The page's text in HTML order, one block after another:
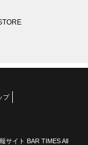
プ
サイト BAR TIMES All